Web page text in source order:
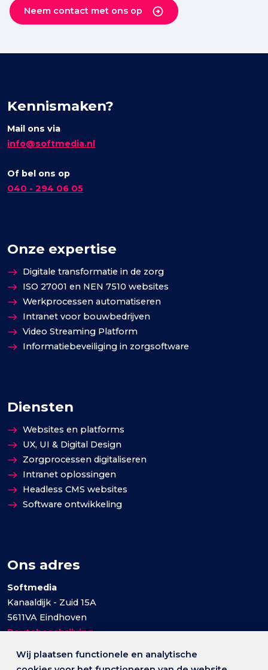
Neem contact met ons op
Kennismaken?
Mail ons via
info@softmedia.nl
Of bel ons op
040 - 294 06 05
Onze expertise
Digitale transformatie in de zorg
ISO 27001 en NEN 7510 websites
Werkprocessen automatiseren
Intranet voor bouwbedrijven
Video Streaming Platform
Informatiebeveiliging in zorgsoftware
Diensten
Websites en platforms
UX, UI & Digital Design
Zorgprocessen digitaliseren
Intranet oplossingen
Headless CMS websites
Software ontwikkeling
Ons adres
Softmedia
Kanaaldijk - Zuid 15A
5611VA Eindhoven
Routebeschrijving
Wij plaatsen functionele en analytische